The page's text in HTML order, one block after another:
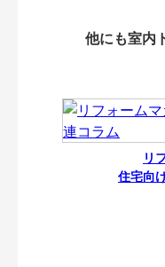
他にも室内
リ
住宅向